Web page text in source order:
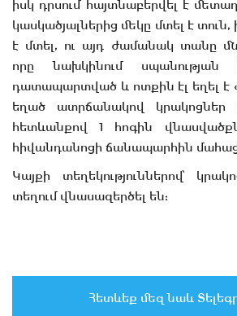
իսկ դրսում հայտնաբերվել է
կասկածյալներից մեկը մտել է տուն,
է մտել, ու այդ ժամանակ տանը
որը նախկինում
դատապարտված և ոտքին էլ եղել է
եղած ատրճանակով կրակոցներ
հետևանքով 1 հոգին
հիվանդանոցի ճանապարհին
Կայքի տեղեկություններով՝
տեղում վնասազերծել են:
Հետևեք մեզ նաև